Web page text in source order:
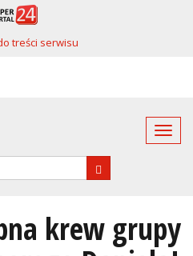
treści serwisu
krew grupy